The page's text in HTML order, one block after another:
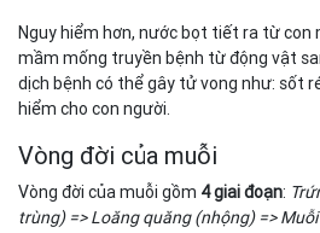
Nguy hiểm hơn, nước bọt tiết ra từ con
mầm mống truyền bệnh từ động vật
dịch bệnh có thể gây tử vong như: sốt
hiểm cho con người.
Vòng đời của muỗi
Vòng đời của muỗi gồm 4 giai đoạn:
trùng) => Loăng quăng (nhộng) =>